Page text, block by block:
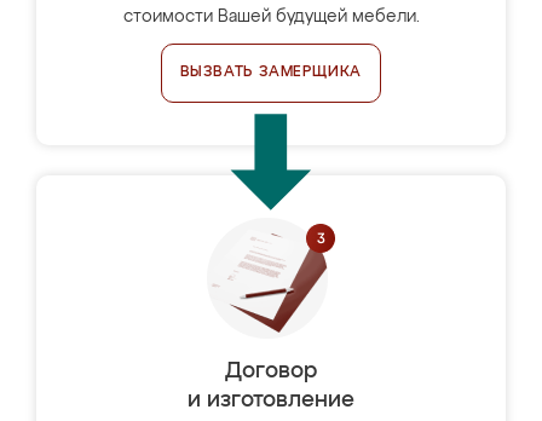
стоимости Вашей будущей мебели.
ВЫЗВАТЬ ЗАМЕРЩИКА
Договор
и изготовление